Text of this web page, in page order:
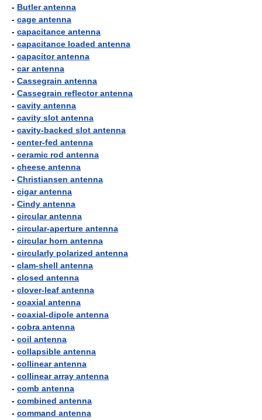
- Butler antenna
- cage antenna
- capacitance antenna
- capacitance loaded antenna
- capacitor antenna
- car antenna
- Cassegrain antenna
- Cassegrain reflector antenna
- cavity antenna
- cavity slot antenna
- cavity-backed slot antenna
- center-fed antenna
- ceramic rod antenna
- cheese antenna
- Christiansen antenna
- cigar antenna
- Cindy antenna
- circular antenna
- circular-aperture antenna
- circular horn antenna
- circularly polarized antenna
- clam-shell antenna
- closed antenna
- clover-leaf antenna
- coaxial antenna
- coaxial-dipole antenna
- cobra antenna
- coil antenna
- collapsible antenna
- collinear antenna
- collinear array antenna
- comb antenna
- combined antenna
- command antenna